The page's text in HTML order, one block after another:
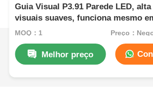
Guia Visual P3.91 Parede LED,
visuais suaves, funciona mesmo
extremo, pronto para o palco
MOQ：1 Preço：
Melhor preço